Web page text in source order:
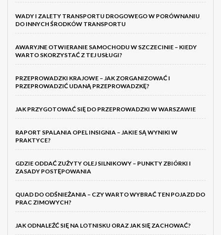
WADY I ZALETY TRANSPORTU DROGOWEGO W PORÓWNANIU
DO INNYCH ŚRODKÓW TRANSPORTU
AWARYJNE OTWIERANIE SAMOCHODU W SZCZECINIE – KIEDY
WARTO SKORZYSTAĆ Z TEJ USŁUGI?
PRZEPROWADZKI KRAJOWE – JAK ZORGANIZOWAĆ I
PRZEPROWADZIĆ UDANĄ PRZEPROWADZKĘ?
JAK PRZYGOTOWAĆ SIĘ DO PRZEPROWADZKI W WARSZAWIE
RAPORT SPALANIA OPEL INSIGNIA – JAKIE SĄ WYNIKI W
PRAKTYCE?
GDZIE ODDAĆ ZUŻYTY OLEJ SILNIKOWY – PUNKTY ZBIÓRKI I
ZASADY POSTĘPOWANIA
QUAD DO ODŚNIEŻANIA – CZY WARTO WYBRAĆ TEN POJAZD DO
PRAC ZIMOWYCH?
JAK ODNALEŹĆ SIĘ NA LOTNISKU ORAZ JAK SIĘ ZACHOWAĆ?